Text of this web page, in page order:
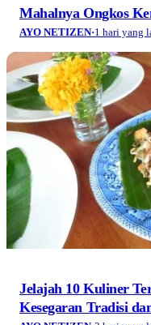
Mahalnya Ongkos
AYO NETIZEN·1 hari yang
Jelajah 10 Kuliner
Kesegaran Tradisi